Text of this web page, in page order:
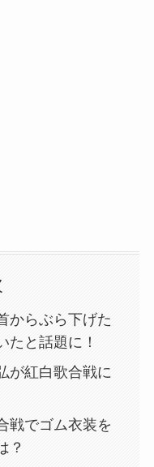
からぶら下げた
たと話題に！
が紅白歌合戦に
戦でゴム衣装を
？